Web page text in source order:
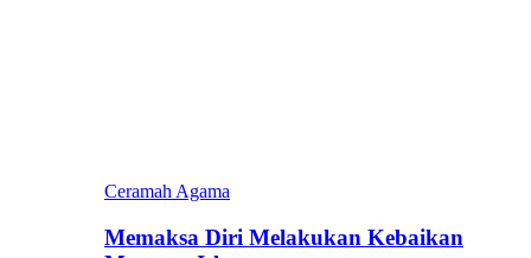
Ceramah Agama
Memaksa Diri Melakukan Kebaikan